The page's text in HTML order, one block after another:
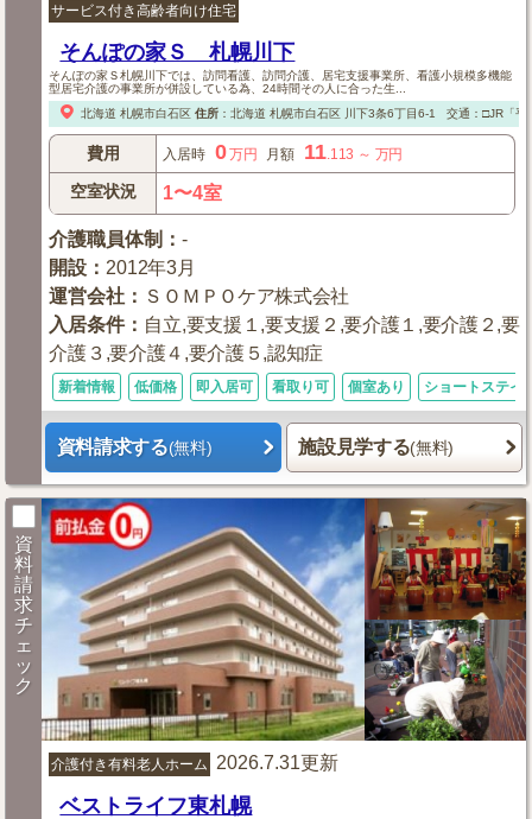
サービス付き高齢者向け住宅
そんぽの家Ｓ 札幌川下
そんぽの家Ｓ札幌川下では、訪問看護、訪問介護、居宅支援事業所、看護小規模多機能
型居宅介護の事業所が併設している為、24時間その人に合った生...
北海道 札幌市白石区 住所： 北海道 札幌市白石区川下3条6丁目6-1 交通：□JR「平
費用 入居時 0万円 月額 11 .113 ～ 万円
空室状況 1〜4室
介護職員体制 ：-
開設 ： 2012年3月
運営会社 ： ＳＯＭＰＯケア株式会社
入居条件： 自立,要支援１,要支援２,要介護１,要介護２,要
介護３,要介護４,要介護５,認知症
新着情報 低価格 即入居可 看取り可 個室あり ショートステイ
資料請求する(無料) 施設見学する(無料)
資
料
請
求
チ
ェ
ッ
ク
介護付き有料老人ホーム 2026.7.31更新
ベストライフ東札幌